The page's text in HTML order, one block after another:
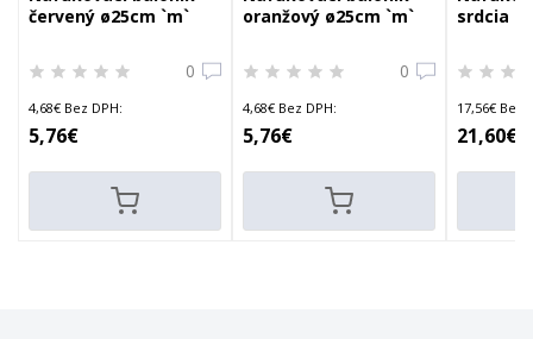
červený ø25cm `m`
0
4,68€ Bez DPH:
5,76€
oranžový ø25cm `m`
0
4,68€ Bez DPH:
5,76€
srdcia
17,56€ Bez
21,60€